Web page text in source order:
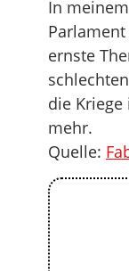
In
ernste
die Kriege
mehr.
Quelle: